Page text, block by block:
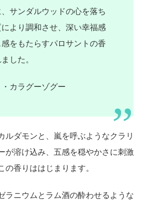
サンダルウッドの心を落ち
より調和させ、深い幸福感
をもたらすパロサントの香
した。
カラグーゾグー
ルダモンと、嵐を呼ぶようなクラリ
が溶け込み、五感を穏やかさに刺激
の香りははじまります。
ラニウムとラム酒の酔わせるような